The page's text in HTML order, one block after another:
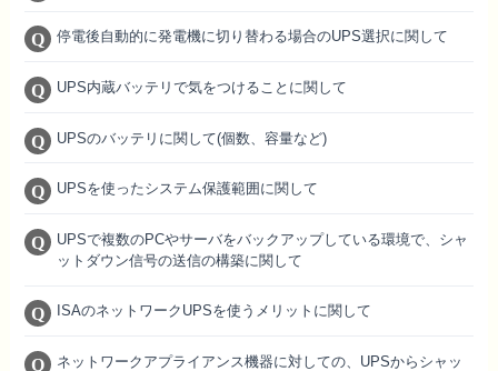
停電後自動的に発電機に切り替わる場合のUPS選択に関して
UPS内蔵バッテリで気をつけることに関して
UPSのバッテリに関して(個数、容量など)
UPSを使ったシステム保護範囲に関して
UPSで複数のPCやサーバをバックアップしている環境で、シャ
ットダウン信号の送信の構築に関して
ISAのネットワークUPSを使うメリットに関して
ネットワークアプライアンス機器に対しての、UPSからシャッ